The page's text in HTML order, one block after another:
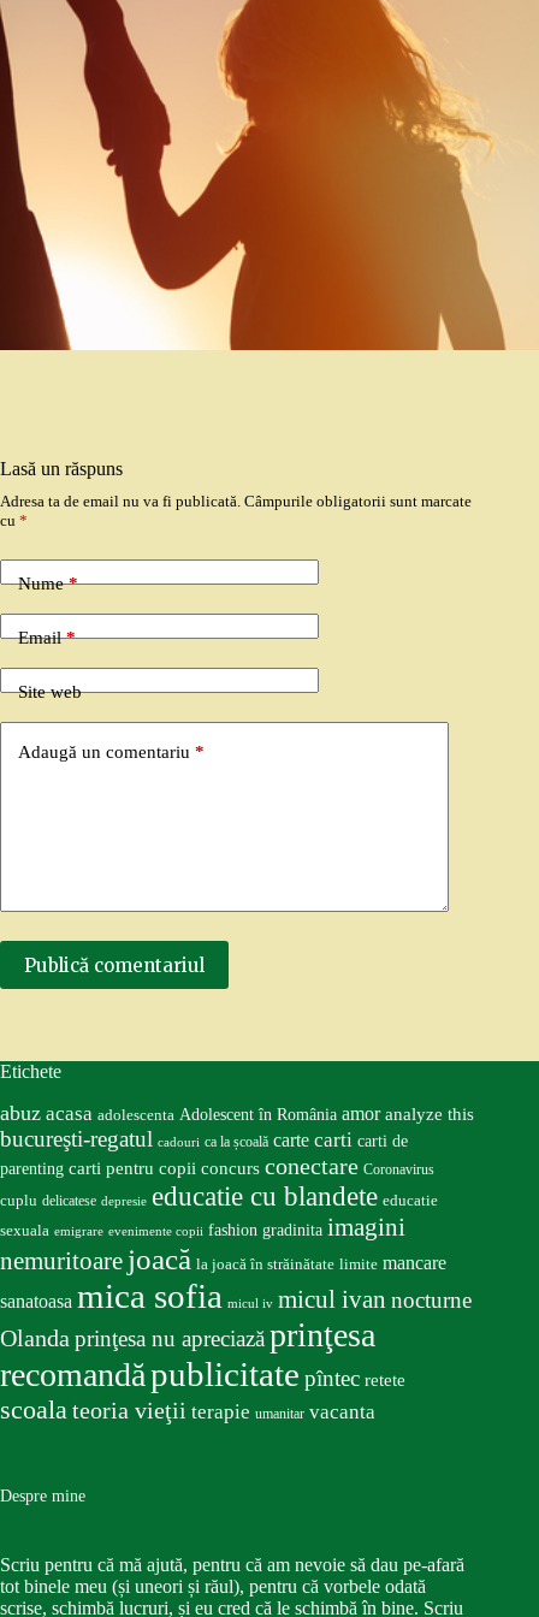
Lasă un răspuns
Adresa ta de email nu va fi publicată. Câmpurile obligatorii sunt marcate
cu *
Nume*
Email*
Site web
Adaugă un comentariu *
Publică comentariul
Etichete
abuz acasa adolescenta Adolescent în România amor analyze this
bucureşti-regatul cadouri ca la școală carte carti carti de
parenting carti pentru copii concurs conectare Coronavirus
cuplu delicatese depresie educatie cu blandete educatie
sexuala emigrare evenimente copii fashion gradinita imagini
nemuritoare joacă la joacă în străinătate limite mancare
sanatoasa mica sofia micul iv micul ivan nocturne
Olandaprinţesa nu apreciazăprinţesa
recomandăpublicitate pîntec retete
scoalateoria vieţii terapie umanitar vacanta
Despre mine
Scriu pentru că mă ajută, pentru că am nevoie să dau pe-afară
tot binele meu (și uneori și răul), pentru că vorbele odată
scrise, schimbă lucruri, și eu cred că le schimbă în bine. Scriu